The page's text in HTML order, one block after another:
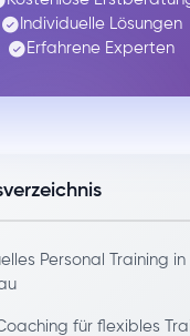
Individuelle Lösungen
Erfahrene Experten
Personal Training in
für flexibles